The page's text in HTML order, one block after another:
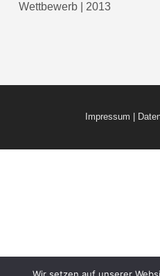
Wettbewerb | 2013
Impressum